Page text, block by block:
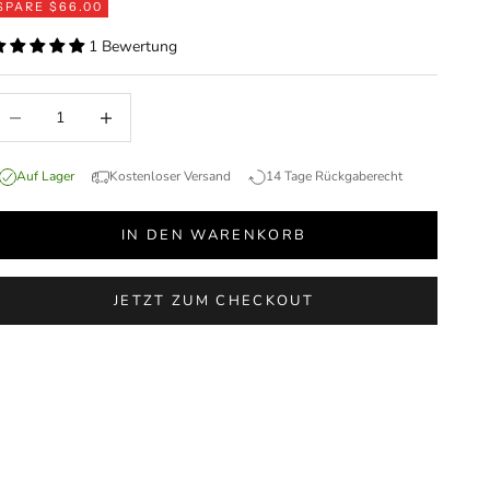
$66.00
1 Bewertung
Auf Lager Kostenloser Versand 14 Tage Rückgaberecht
IN DEN WARENKORB
JETZT ZUM CHECKOUT